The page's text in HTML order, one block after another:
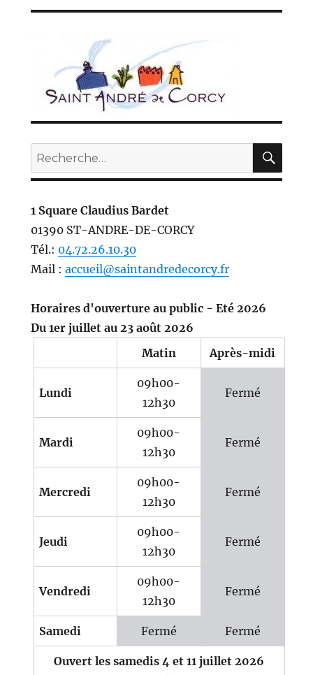
Recherche
pour :
1 Square Claudius Bardet
01390 ST-ANDRE-DE-CORCY
Tél.: 04.72.26.10.30
Mail : accueil@saintandredecorcy.fr
Horaires d'ouverture au public - Eté 2026
Du 1er juillet au 23 août 2026
Matin
Après-midi
Lundi
09h00-
12h30
Fermé
Mardi
09h00-
12h30
Fermé
Mercredi
09h00-
12h30
Fermé
Jeudi
09h00-
12h30
Fermé
Vendredi
09h00-
12h30
Fermé
Samedi Fermé Fermé
Ouvert les samedis 4 et 11 juillet 2026